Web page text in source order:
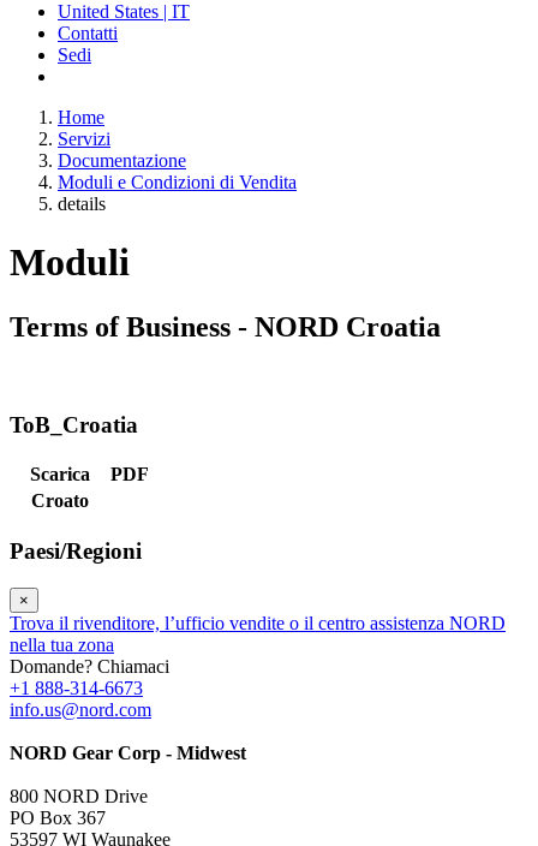
United States | IT
Contatti
Sedi
Home
Servizi
Documentazione
Moduli e Condizioni di Vendita
details
Moduli
Terms of Business - NORD Croatia
ToB_Croatia
Scarica
PDF
Croato
Paesi/Regioni
×
Trova il rivenditore, l’ufficio vendite o il centro assistenza NORD
nella tua zona
Domande? Chiamaci
+1 888-314-6673
info.us@nord.com
NORD Gear Corp - Midwest
800 NORD Drive
PO Box 367
53597 WI Waunakee